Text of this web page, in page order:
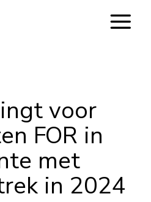
voor
FOR in
met
in 2024